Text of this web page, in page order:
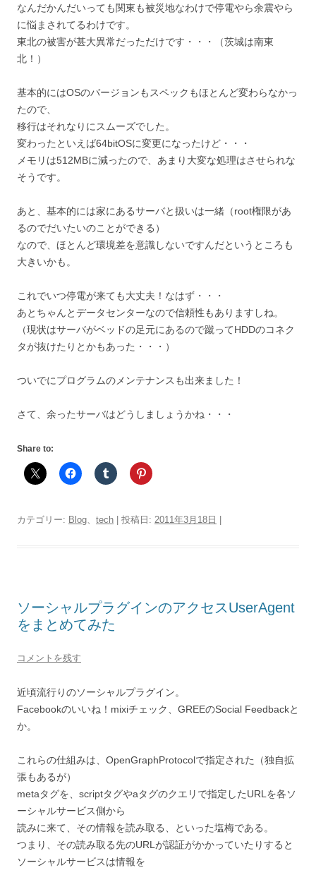
なんだかんだいっても関東も被災地なわけで停電やら余震やら
に悩まされてるわけです。
東北の被害が甚大異常だっただけです・・・（茨城は南東
北！）
基本的にはOSのバージョンもスペックもほとんど変わらなかっ
たので、
移行はそれなりにスムーズでした。
変わったといえば64bitOSに変更になったけど・・・
メモリは512MBに減ったので、あまり大変な処理はさせられな
そうです。
あと、基本的には家にあるサーバと扱いは一緒（root権限があ
るのでだいたいのことができる）
なので、ほとんど環境差を意識しないですんだというところも
大きいかも。
これでいつ停電が来ても大丈夫！なはず・・・
あとちゃんとデータセンターなので信頼性もありますしね。
（現状はサーバがベッドの足元にあるので蹴ってHDDのコネク
タが抜けたりとかもあった・・・）
ついでにプログラムのメンテナンスも出来ました！
さて、余ったサーバはどうしましょうかね・・・
Share to:
カテゴリー: Blog、 tech | 投稿日: 2011年3月18日
ソーシャルプラグインのアクセスUserAgent
をまとめてみた
コメントを残す
近頃流行りのソーシャルプラグイン。
Facebookのいいね！mixiチェック、GREEのSocial Feedbackと
か。
これらの仕組みは、OpenGraphProtocolで指定された（独自拡
張もあるが）
metaタグを、scriptタグやaタグのクエリで指定したURLを各ソ
ーシャルサービス側から
読みに来て、その情報を読み取る、といった塩梅である。
つまり、その読み取る先のURLが認証がかかっていたりすると
ソーシャルサービスは情報を